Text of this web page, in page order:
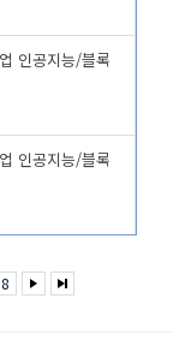
인공지능/블록
인공지능/블록
8